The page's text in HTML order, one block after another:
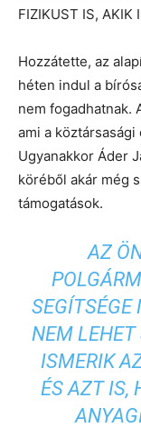
FIZIKUST IS, AKIK
Hozzátette, az
héten indul a
nem fogadhatnak.
ami a
Ugyanakkor Áder
köréből akár még
támogatások.
AZ
SEGÍTSÉGE
NEM LEHET
ISMERIK
ÉS AZT IS,